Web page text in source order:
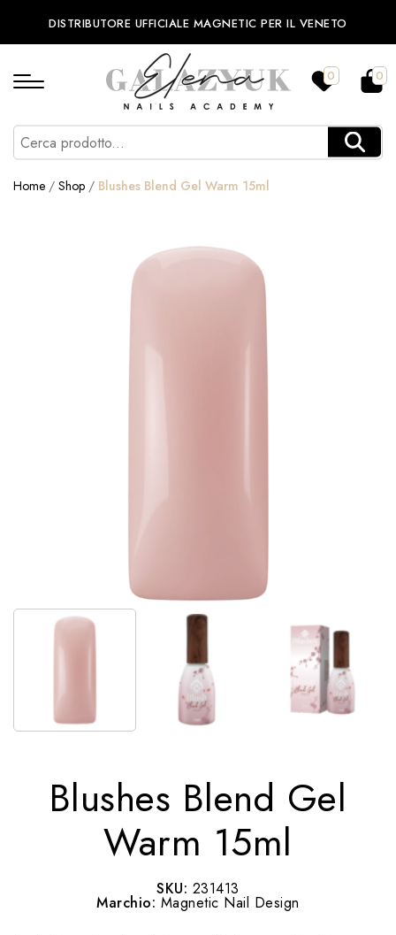
DISTRIBUTORE UFFICIALE MAGNETIC PER IL VENETO
0 0
Home / Shop / Blushes Blend Gel Warm 15ml
Blushes Blend Gel
Warm 15ml
SKU: 231413
Marchio: Magnetic Nail Design